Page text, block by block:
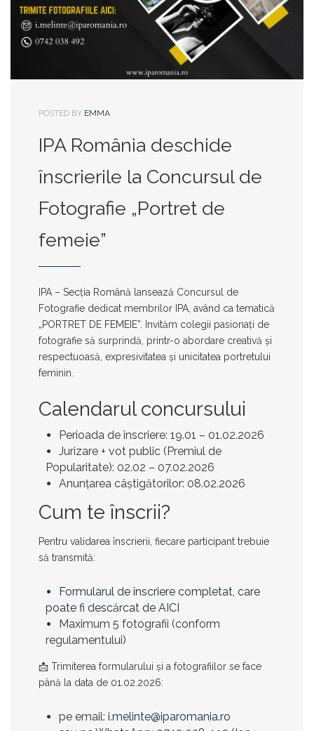
POSTED BY EMMA
IPA România deschide
înscrierile la Concursul de
Fotografie „Portret de
femeie”
IPA – Secția Română lansează Concursul de
Fotografie dedicat membrilor IPA , având ca tematică
„PORTRET DE FEMEIE” . Invităm colegii pasionați de
fotografie să surprindă, printr-o abordare creativă și
respectuoasă, expresivitatea și unicitatea portretului
feminin.
Calendarul concursului
Perioada de înscriere: 19.01 – 01.02.2026
Jurizare + vot public (Premiul de
Popularitate): 02.02 – 07.02.2026
Anunțarea câștigătorilor: 08.02.2026
Cum te înscrii?
Pentru validarea înscrierii, fiecare participant trebuie
să transmită:
Formularul de înscriere completat, care
poate fi descărcat de AICI
Maximum 5 fotografii (conform
regulamentului)
📩 Trimiterea formularului și a fotografiilor se face
până la data de 01.02.2026:
pe email:i.melinte@iparomania.ro